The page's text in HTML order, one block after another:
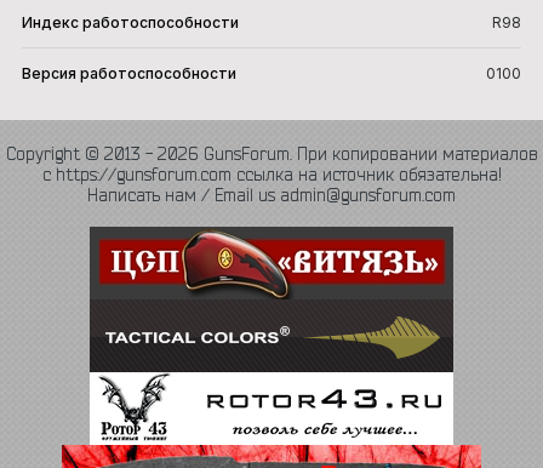
Индекс работоспособности R98
Версия работоспособности 0100
Copyright © 2013 - 2026 GunsForum. При копировании материалов
с https://gunsforum.com ссылка на источник обязательна!
Написать нам / Email us admin@gunsforum.com